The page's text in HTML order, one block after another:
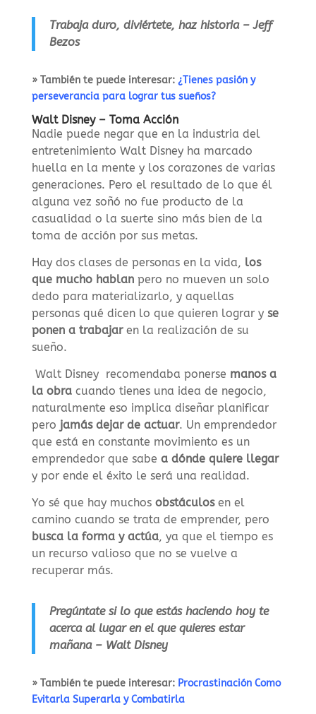
Trabaja duro, diviértete, haz historia – Jeff
Bezos
» También te puede interesar: ¿Tienes pasión y
perseverancia para lograr tus sueños?
Walt Disney – Toma Acción
Nadie puede negar que en la industria del
entretenimiento Walt Disney ha marcado
huella en la mente y los corazones de varias
generaciones. Pero el resultado de lo que él
alguna vez soñó no fue producto de la
casualidad o la suerte sino más bien de la
toma de acción por sus metas.
Hay dos clases de personas en la vida, los
que mucho hablanpero no mueven un solo
dedo para materializarlo, y aquellas
personas qué dicen lo que quieren lograr y se
ponen a trabajaren la realización de su
sueño.
Walt Disney recomendaba ponerse manos a
la obracuando tienes una idea de negocio,
naturalmente eso implica diseñar planificar
pero jamás dejar de actuar. Un emprendedor
que está en constante movimiento es un
emprendedor que sabe a dónde quiere llegar
y por ende el éxito le será una realidad.
Yo sé que hay muchos obstáculosen el
camino cuando se trata de emprender, pero
busca la forma y actúa, ya que el tiempo es
un recurso valioso que no se vuelve a
recuperar más.
Pregúntate si lo que estás haciendo hoy te
acerca al lugar en el que quieres estar
mañana – Walt Disney
» También te puede interesar: Procrastinación Como
Evitarla Superarla y Combatirla